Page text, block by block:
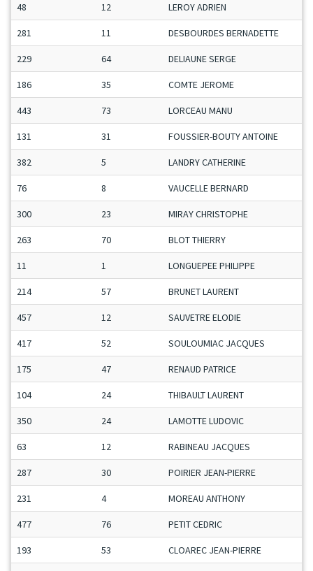
48 12 LEROY ADRIEN
281 11 DESBOURDES BERNADETTE
229 64 DELIAUNE SERGE
186 35 COMTE JEROME
443 73 LORCEAU MANU
131 31 FOUSSIER-BOUTY ANTOINE
382 5 LANDRY CATHERINE
76 8 VAUCELLE BERNARD
300 23 MIRAY CHRISTOPHE
263 70 BLOT THIERRY
11 1 LONGUEPEE PHILIPPE
214 57 BRUNET LAURENT
457 12 SAUVETRE ELODIE
417 52 SOULOUMIAC JACQUES
175 47 RENAUD PATRICE
104 24 THIBAULT LAURENT
350 24 LAMOTTE LUDOVIC
63 12 RABINEAU JACQUES
287 30 POIRIER JEAN-PIERRE
231 4 MOREAU ANTHONY
477 76 PETIT CEDRIC
193 53 CLOAREC JEAN-PIERRE